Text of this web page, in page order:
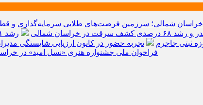
خراسان شمالی؛ سرزمین فرصت‌های طلایی سرمایه‌گذاری و قطب
تجربه حضور در کانون ارزیابی شایستگی
فراخوان ملی جشنواره هنری «نسل امید» در